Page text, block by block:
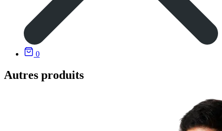
0
Autres produits